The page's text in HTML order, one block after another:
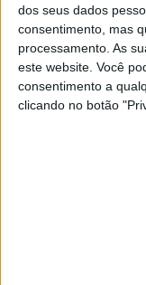
dos seus dados
consentimento, mas
processamento. As
este website. Você
consentimento a
clicando no botão